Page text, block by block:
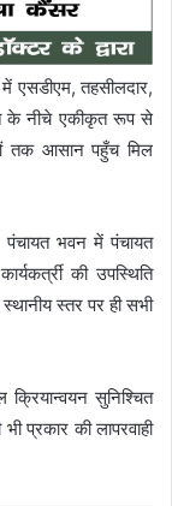
एसडीएम, तहसीलदार,
के नीचे एकीकृत रूप से
तक आसान पहुँच मिल
भवन में पंचायत
की उपस्थिति
स्तर पर ही सभी
क्रियान्वयन सुनिश्चित
प्रकार की लापरवाही